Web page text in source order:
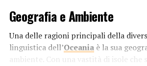
danni anche solo attraverso il contatto
Esempi di piante
Tra le piante velenose più note ci sono
Geografia e Ambiente
Una delle ragioni principali della
linguistica dell’Oceaniaè la sua
ambiente. Con una vastità di isole che